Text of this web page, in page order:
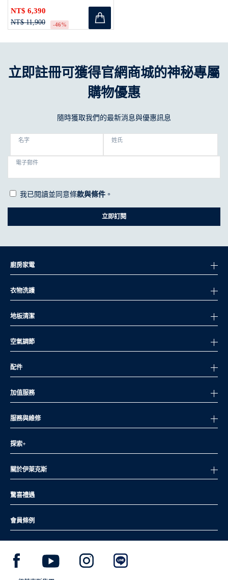
NT$ 6,390
NT$ 11,900 -46%
立即註冊可獲得官網商城的神秘專屬
購物優惠
隨時獲取我們的最新消息與優惠訊息
名字 姓氏
電子郵件
我已閱讀並同意條款與條件 。
立即訂閱
廚房家電
衣物洗護
地板清潔
空氣調節
配件
加值服務
服務與維修
探索+
關於伊萊克斯
驚喜禮遇
會員條例